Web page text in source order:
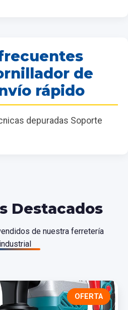
de
rápido
depuradas Soporte
Destacados
de nuestra ferretería
industrial
OFERTA